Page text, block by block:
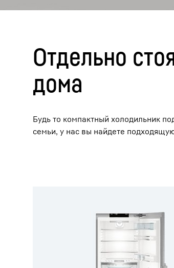
Подробнее о компании
Отдельно
дома
Будь то компактный холодильник
семьи, у нас вы найдете